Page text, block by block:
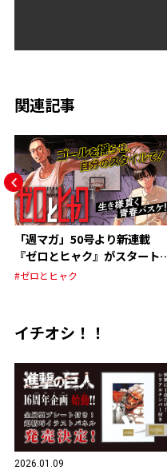
関連記事
「週マガ」50号より新連載
『ゼロとヒャク』がスタート‼︎
貫け！自分だけのスタイル‼︎ 伝
#ゼロとヒャク
イチオシ！！
2026.01.09